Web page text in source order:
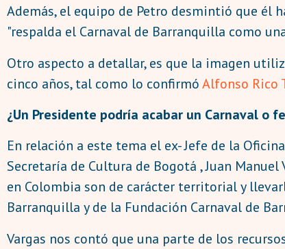
Además, el equipo de Petro desmintió que él
"respalda el Carnaval de Barranquilla como
Otro aspecto a detallar, es que la imagen
cinco años, tal como lo confirmóAlfonso Rico
¿Un Presidente podría acabar un Carnaval o
En relación a este tema el ex- Jefe de la
Secretaría de Cultura de Bogotá , Juan
en Colombia son de carácter territorial y
Barranquilla y de la Fundación Carnaval de
Vargas nos contó que una parte de los